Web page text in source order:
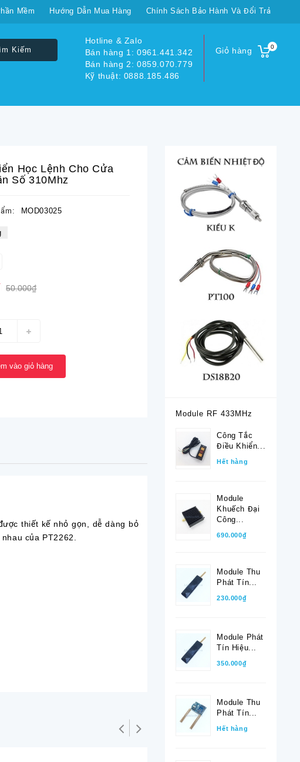
Mềm Hướng Dẫn Mua Hàng Chính Sách Bảo Hành Và Đổi Trả
Giỏ hàng 0
Hotline & Zalo
Bán hàng 1: 0961.441.342
Bán hàng 2: 0859.070.779
Kỹ thuật: 0888.185.486
Kiếm
Học Lệnh Cho Cửa
Số 310Mhz
MOD03025
50.000₫
vào giỏ hàng
thiết kế nhỏ gọn, dễ dàng bỏ
của PT2262.
Module RF 433MHz
Công Tắc
Điều Khiển...
Hết hàng
Module
Khuếch Đại
Công...
690.000₫
Module Thu
Phát Tín...
230.000₫
Module Phát
Tín Hiệu...
350.000₫
Module Thu
Phát Tín...
Hết hàng